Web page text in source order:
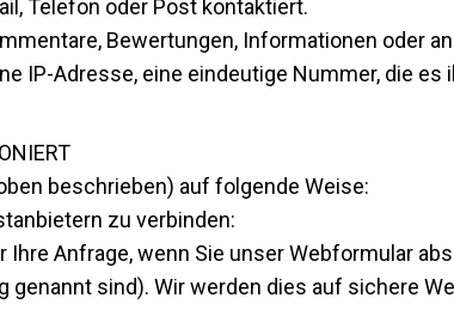
Telefon oder Post kontaktiert.
Bewertungen, Informationen oder
IP-Adresse, eine eindeutige Nummer, die
beschrieben) auf folgende Weise:
zu verbinden:
Ihre Anfrage, wenn Sie unser Webformular
genannt sind). Wir werden dies auf sichere